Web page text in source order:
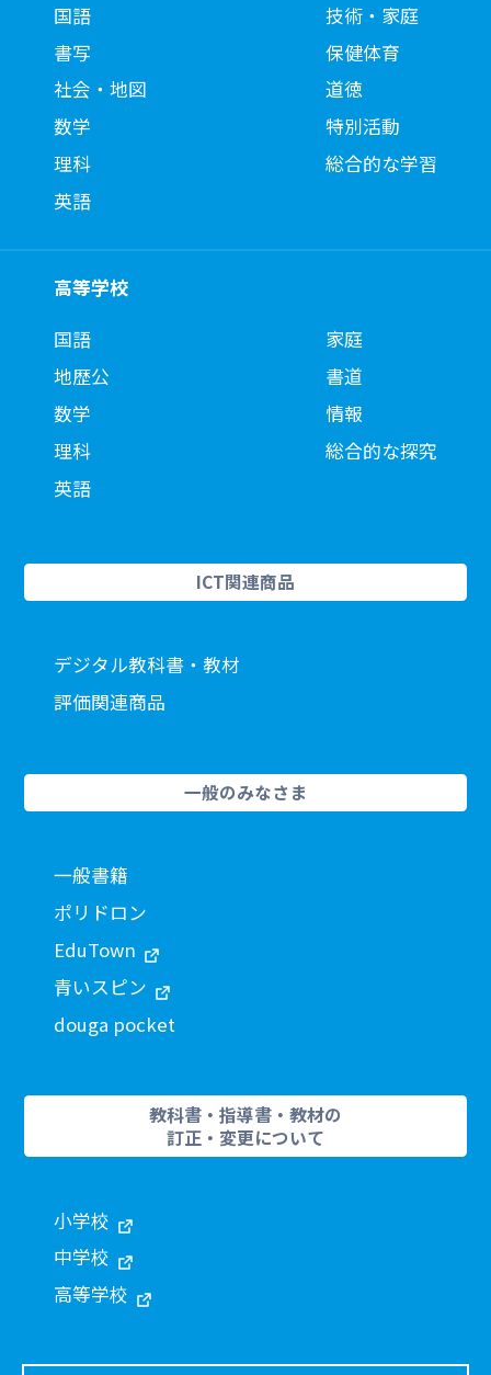
国語
書写
社会・地図
数学
理科
英語
技術・家庭
保健体育
道徳
特別活動
総合的な学習
高等学校
国語
地歴公
数学
理科
英語
家庭
書道
情報
総合的な探究
ICT関連商品
デジタル教科書・教材
評価関連商品
一般のみなさま
一般書籍
ポリドロン
EduTown
青いスピン
douga pocket
教科書・指導書・教材の
訂正・変更について
小学校
中学校
高等学校